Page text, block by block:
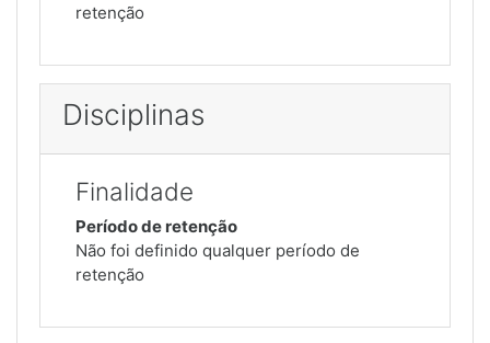
retenção
Disciplinas
Finalidade
Período de retenção
Não foi definido qualquer período de
retenção